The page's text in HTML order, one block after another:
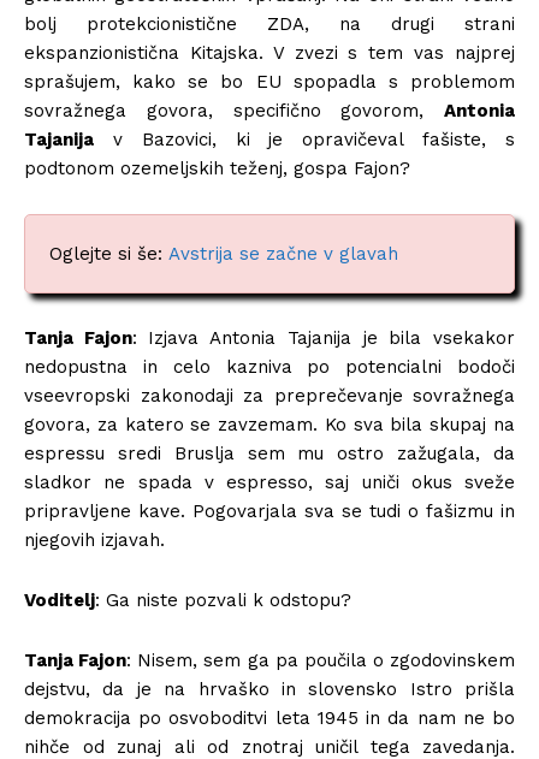
bolj protekcionistične ZDA, na drugi strani
ekspanzionistična Kitajska. V zvezi s tem vas najprej
sprašujem, kako se bo EU spopadla s problemom
sovražnega govora, specifično govorom, Antonia
Tajanija v Bazovici, ki je opravičeval fašiste, s
podtonom ozemeljskih teženj, gospa Fajon?
Oglejte si še: Avstrija se začne v glavah
Tanja Fajon: Izjava Antonia Tajanija je bila vsekakor
nedopustna in celo kazniva po potencialni bodoči
vseevropski zakonodaji za preprečevanje sovražnega
govora, za katero se zavzemam. Ko sva bila skupaj na
espressu sredi Bruslja sem mu ostro zažugala, da
sladkor ne spada v espresso, saj uniči okus sveže
pripravljene kave. Pogovarjala sva se tudi o fašizmu in
njegovih izjavah.
Voditelj: Ga niste pozvali k odstopu?
Tanja Fajon: Nisem, sem ga pa poučila o zgodovinskem
dejstvu, da je na hrvaško in slovensko Istro prišla
demokracija po osvoboditvi leta 1945 in da nam ne bo
nihče od zunaj ali od znotraj uničil tega zavedanja.